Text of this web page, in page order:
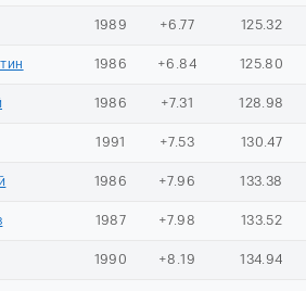
1989 +6.77 125.32
1986 +6.84 125.80
1986 +7.31 128.98
1991 +7.53 130.47
1986 +7.96 133.38
1987 +7.98 133.52
1990 +8.19 134.94